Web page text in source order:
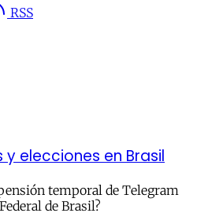
RSS
elecciones en Brasil
temporal de Telegram
de Brasil?